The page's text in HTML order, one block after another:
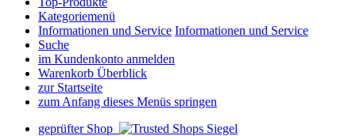
Kategoriemenü
Informationen und Service Informationen und Service
Suche
im Kundenkonto anmelden
Warenkorb Überblick
zur Startseite
zum Anfang dieses Menüs springen
geprüfter Shop